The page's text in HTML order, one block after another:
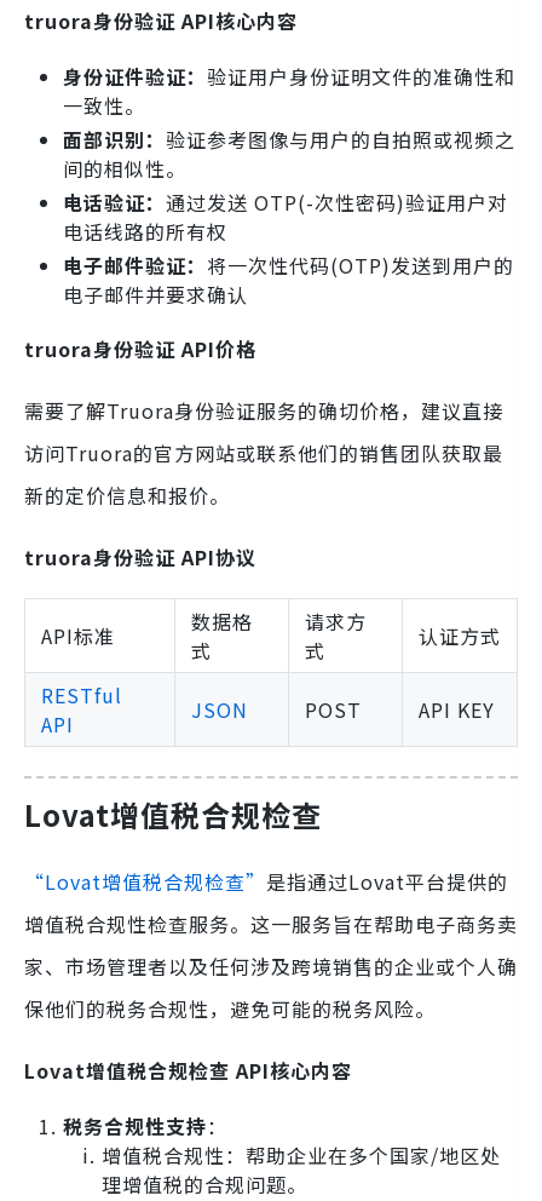
truora身份验证 API核心内容
身份证件验证： 验证用户身份证明文件的准确性和
一致性。
面部识别： 验证参考图像与用户的自拍照或视频之
间的相似性。
电话验证： 通过发送 OTP(-次性密码)验证用户对
电话线路的所有权
电子邮件验证： 将一次性代码(OTP)发送到用户的
电子邮件并要求确认
truora身份验证 API价格
需要了解Truora身份验证服务的确切价格，建议直接
访问Truora的官方网站或联系他们的销售团队获取最
新的定价信息和报价。
truora身份验证 API协议
API标准
数据格
式
请求方
式
认证方式
RESTful
API
JSON POST API KEY
Lovat增值税合规检查
“Lovat增值税合规检查” 是指通过Lovat平台提供的
增值税合规性检查服务。这一服务旨在帮助电子商务卖
家、市场管理者以及任何涉及跨境销售的企业或个人确
保他们的税务合规性，避免可能的税务风险。
Lovat增值税合规检查 API核心内容
税务合规性支持：
增值税合规性：帮助企业在多个国家/地区处
理增值税的合规问题。